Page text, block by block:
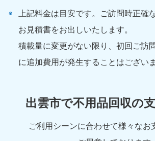
上記料金は目安です。ご訪問時正確
お見積書をお出しいたします。
積載量に変更がない限り、初回ご訪
に追加費用が発生することはございま
出雲市で不用品回収の
ご利用シーンに合わせて様々なお